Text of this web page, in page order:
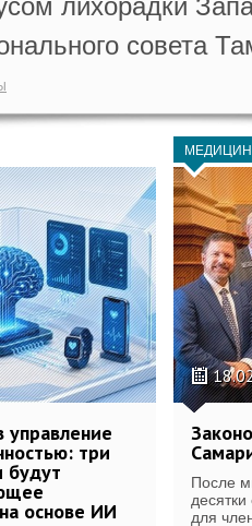
лихорадки
совета
три
будут
основе ИИ
После
для